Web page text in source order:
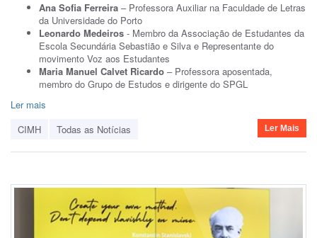
Ana Sofia Ferreira – Professora Auxiliar na Faculdade de Letras
da Universidade do Porto
Leonardo Medeiros - Membro da Associação de Estudantes da
Escola Secundária Sebastião e Silva e Representante do
movimento Voz aos Estudantes
Maria Manuel Calvet Ricardo – Professora aposentada,
membro do Grupo de Estudos e dirigente do SPGL
Ler mais
CIMH
Todas as Notícias Ler Mais